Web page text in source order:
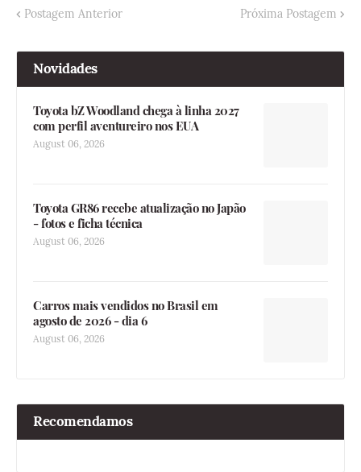
Postagem Anterior Próxima Postagem
Novidades
Toyota bZ Woodland chega à linha 2027
com perfil aventureiro nos EUA
August 06, 2026
Toyota GR86 recebe atualização no Japão
- fotos e ficha técnica
August 06, 2026
Carros mais vendidos no Brasil em
agosto de 2026 - dia 6
August 06, 2026
Recomendamos